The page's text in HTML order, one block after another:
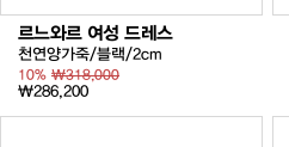
르느와르 여성 드레스
천연양가죽/블랙/2cm
10% ₩318,000
₩286,200